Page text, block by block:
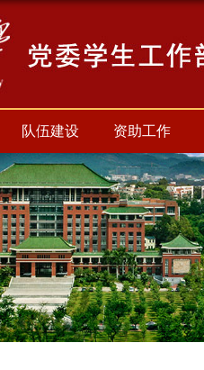
队伍建设 资助工作